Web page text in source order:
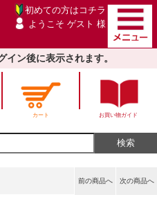
初めての方は コチラ
ようこそ ゲスト 様
ン後に表示されます。
カート お買い物ガイド
次の商品へ
前の商品へ